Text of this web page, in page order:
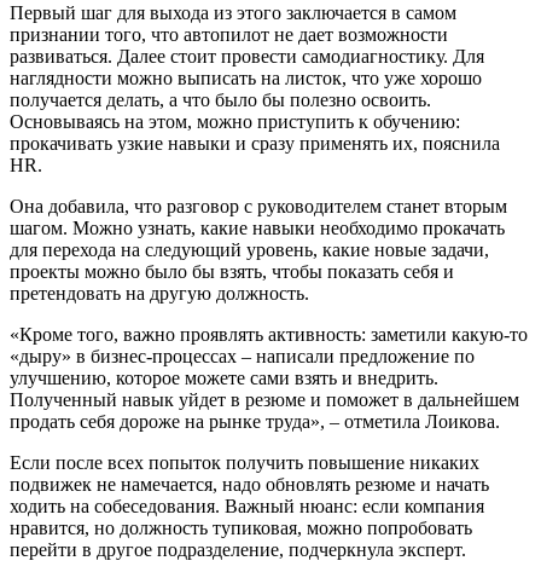
Первый шаг для выхода из этого заключается в самом
признании того, что автопилот не дает возможности
развиваться. Далее стоит провести самодиагностику. Для
наглядности можно выписать на листок, что уже хорошо
получается делать, а что было бы полезно освоить.
Основываясь на этом, можно приступить к обучению:
прокачивать узкие навыки и сразу применять их, пояснила
HR.
Она добавила, что разговор с руководителем станет вторым
шагом. Можно узнать, какие навыки необходимо прокачать
для перехода на следующий уровень, какие новые задачи,
проекты можно было бы взять, чтобы показать себя и
претендовать на другую должность.
«Кроме того, важно проявлять активность: заметили какую-то
«дыру» в бизнес-процессах – написали предложение по
улучшению, которое можете сами взять и внедрить.
Полученный навык уйдет в резюме и поможет в дальнейшем
продать себя дороже на рынке труда», – отметила Лоикова.
Если после всех попыток получить повышение никаких
подвижек не намечается, надо обновлять резюме и начать
ходить на собеседования. Важный нюанс: если компания
нравится, но должность тупиковая, можно попробовать
перейти в другое подразделение, подчеркнула эксперт.